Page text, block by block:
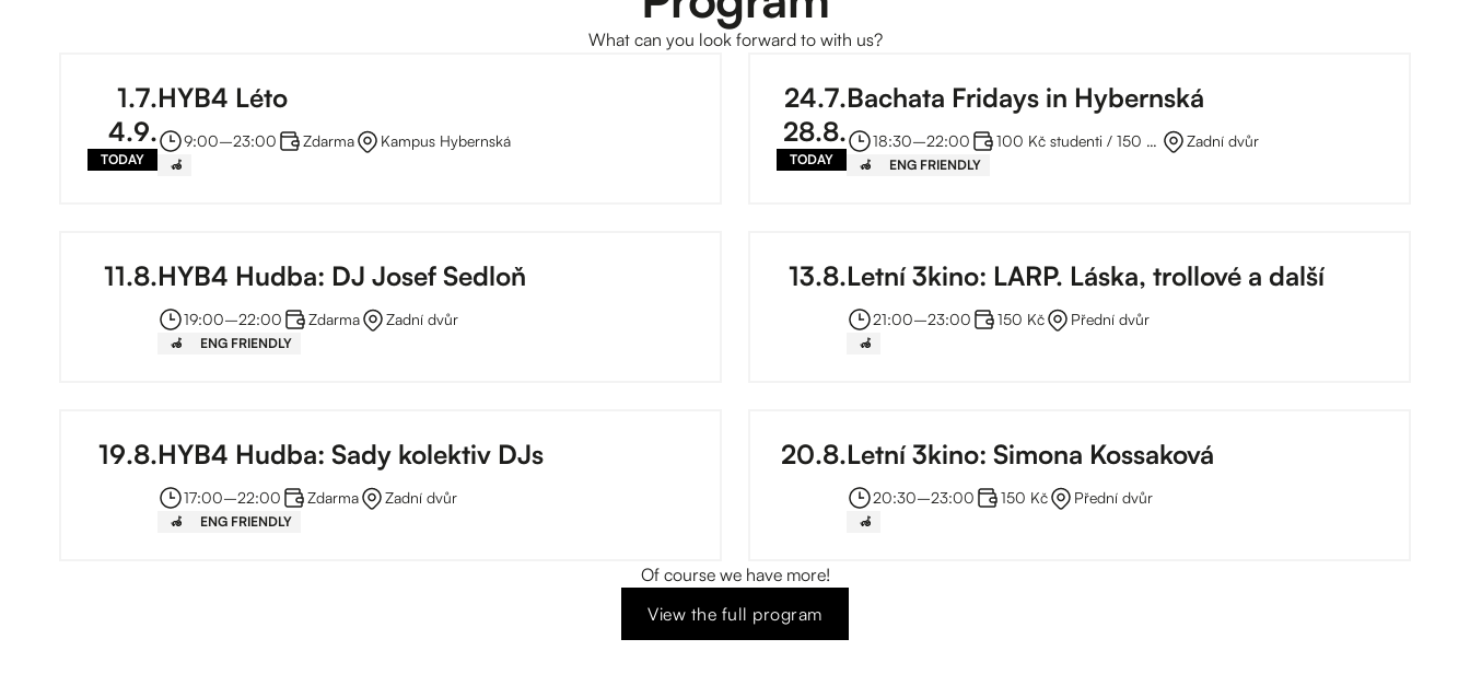
What can you look forward to with us?
1.7.
4.9.
TODAY
HYB4 Léto
9:00–⁠23:00 Zdarma Kampus Hybernská
‍🦽
24.7.
28.8.
TODAY
Bachata Fridays in Hybernská
18:30–⁠22:00 100 Kč studenti / 150 Kč plné za lekci Zadní dvůr
‍🦽 ENG FRIENDLY
11.8.HYB4 Hudba: DJ Josef Sedloň
19:00–⁠22:00 Zdarma Zadní dvůr
‍🦽 ENG FRIENDLY
13.8.Letní 3kino: LARP. Láska, trollové a další
21:00–⁠23:00 150 Kč Přední dvůr
‍🦽
19.8.HYB4 Hudba: Sady kolektiv DJs
17:00–⁠22:00 Zdarma Zadní dvůr
‍🦽 ENG FRIENDLY
20.8.Letní 3kino: Simona Kossaková
20:30–⁠23:00 150 Kč Přední dvůr
‍🦽
Of course we have more!
View the full program